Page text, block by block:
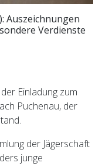
Auszeichnungen
Verdienste
Einladung zum
Puchenau, der
der Jägerschaft
junge